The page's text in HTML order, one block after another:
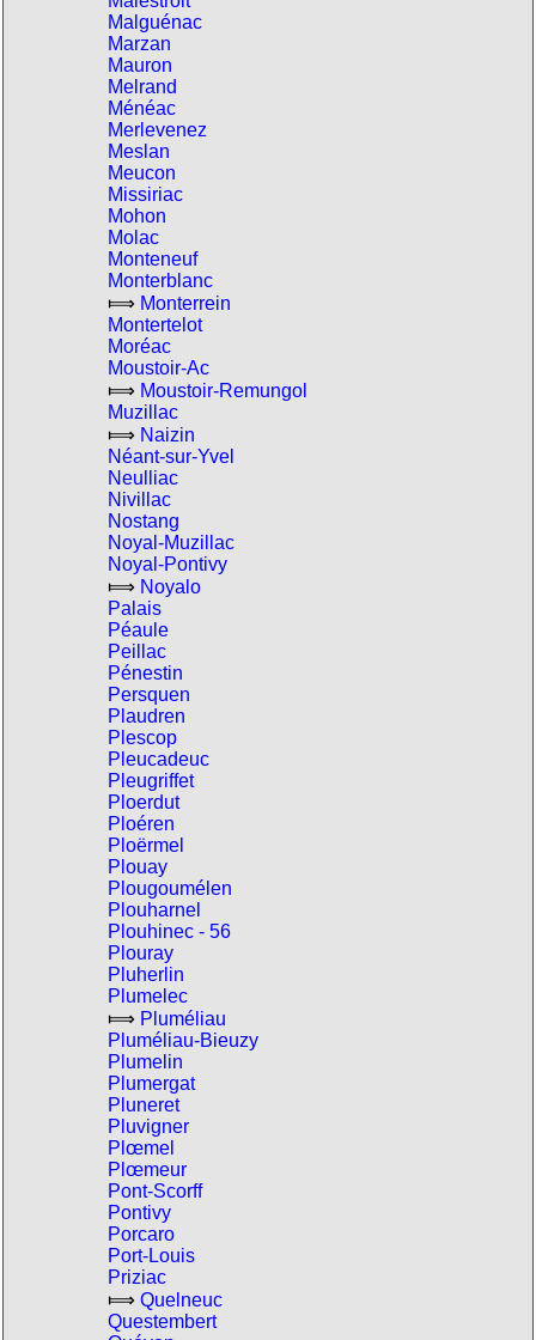
Malguénac
Marzan
Mauron
Melrand
Ménéac
Merlevenez
Meslan
Meucon
Missiriac
Mohon
Molac
Monteneuf
Monterblanc
⟾ Monterrein
Montertelot
Moréac
Moustoir-Ac
⟾ Moustoir-Remungol
Muzillac
⟾ Naizin
Néant-sur-Yvel
Neulliac
Nivillac
Nostang
Noyal-Muzillac
Noyal-Pontivy
⟾ Noyalo
Palais
Péaule
Peillac
Pénestin
Persquen
Plaudren
Plescop
Pleucadeuc
Pleugriffet
Ploerdut
Ploéren
Ploërmel
Plouay
Plougoumélen
Plouharnel
Plouhinec - 56
Plouray
Pluherlin
Plumelec
⟾ Pluméliau
Pluméliau-Bieuzy
Plumelin
Plumergat
Pluneret
Pluvigner
Plœmel
Plœmeur
Pont-Scorff
Pontivy
Porcaro
Port-Louis
Priziac
⟾ Quelneuc
Questembert